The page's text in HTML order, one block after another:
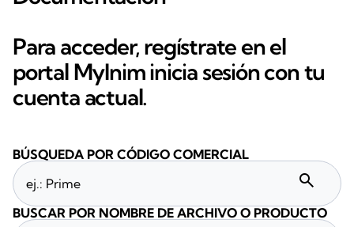
Para acceder, regístrate en el
portal MyInim inicia sesión con tu
cuenta actual.
BÚSQUEDA POR CÓDIGO COMERCIAL
search
BUSCAR POR NOMBRE DE ARCHIVO O PRODUCTO